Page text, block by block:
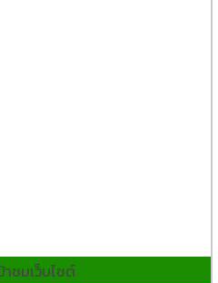
ชมเว็บไซต์